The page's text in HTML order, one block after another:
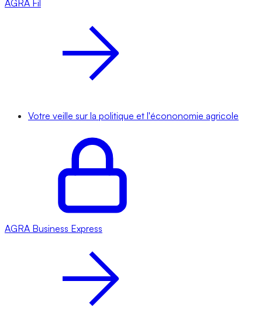
AGRA Fil
Votre veille sur la politique et l'écononomie agricole
AGRA Business Express